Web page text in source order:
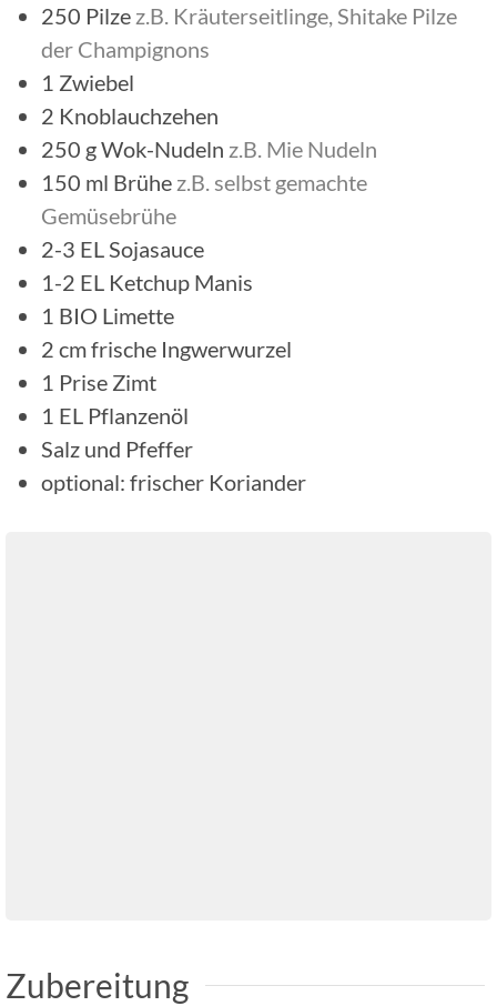
250 Pilze z.B. Kräuterseitlinge, Shitake Pilze
der Champignons
1 Zwiebel
2 Knoblauchzehen
250 gWok-Nudeln z.B. Mie Nudeln
150 ml Brühe z.B. selbst gemachte
Gemüsebrühe
2-3 EL Sojasauce
1-2 EL Ketchup Manis
1 BIO Limette
2 cmfrische Ingwerwurzel
1 Prise Zimt
1 EL Pflanzenöl
Salz und Pfeffer
optional: frischer Koriander
Zubereitung